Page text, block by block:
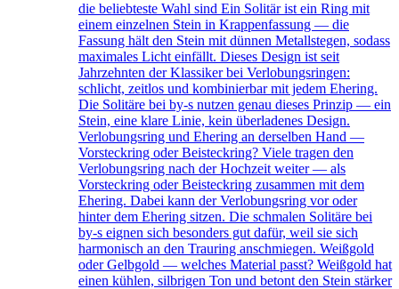
die beliebteste Wahl sind Ein Solitär ist ein Ring mit
einem einzelnen Stein in Krappenfassung — die
Fassung hält den Stein mit dünnen Metallstegen, sodass
maximales Licht einfällt. Dieses Design ist seit
Jahrzehnten der Klassiker bei Verlobungsringen:
schlicht, zeitlos und kombinierbar mit jedem Ehering.
Die Solitäre bei by-s nutzen genau dieses Prinzip — ein
Stein, eine klare Linie, kein überladenes Design.
Verlobungsring und Ehering an derselben Hand —
Vorsteckring oder Beisteckring? Viele tragen den
Verlobungsring nach der Hochzeit weiter — als
Vorsteckring oder Beisteckring zusammen mit dem
Ehering. Dabei kann der Verlobungsring vor oder
hinter dem Ehering sitzen. Die schmalen Solitäre bei
by-s eignen sich besonders gut dafür, weil sie sich
harmonisch an den Trauring anschmiegen. Weißgold
oder Gelbgold — welches Material passt? Weißgold hat
einen kühlen, silbrigen Ton und betont den Stein stärker